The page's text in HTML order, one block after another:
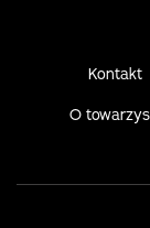
Kontakt
O